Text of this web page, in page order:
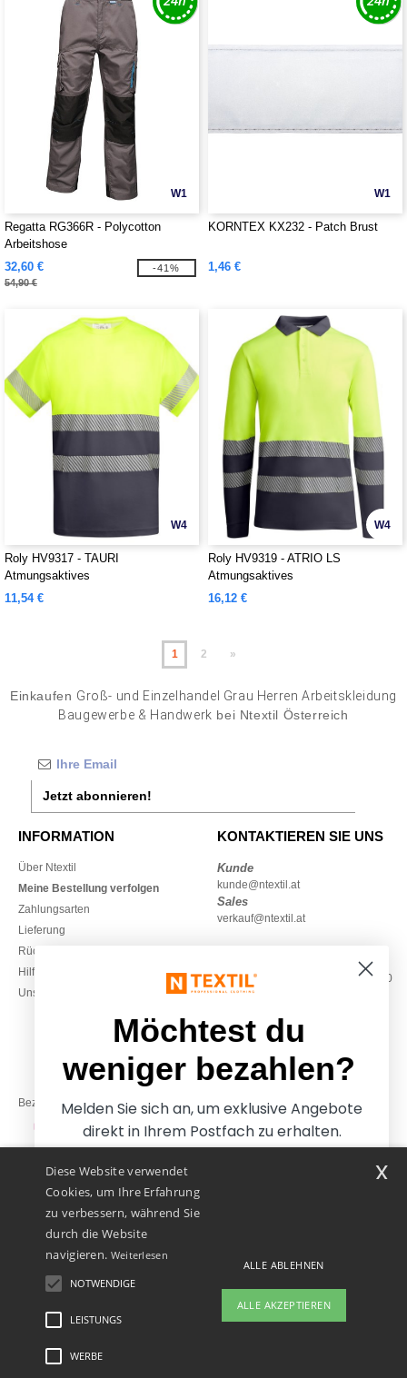
W1
Regatta RG366R - Polycotton
Arbeitshose
32,60 €
54,90 €
-41%
W1
KORNTEX KX232 - Patch Brust
1,46 €
W4
Roly HV9317 - TAURI
Atmungsaktives
11,54 €
W4
Roly HV9319 - ATRIO LS
Atmungsaktives
16,12 €
1 2 »
Einkaufen Groß- und Einzelhandel Grau Herren Arbeitskleidung
Baugewerbe & Handwerk bei Ntextil Österreich
Jetzt abonnieren!
INFORMATION
Über Ntextil
Meine Bestellung verfolgen
Zahlungsarten
Lieferung
Rückerstattungen / Rückgaben
Hilfe & FAQs
Unsere Engagements
KONTAKTIEREN SIE UNS
Kunde
kunde@ntextil.at
Sales
verkauf@ntextil.at
Montag – Donnerstag: 10:00–13:00
& 14:00–17:30
Freitag: 10:00–14:00
Bezahlung mit
Unsere Paketzusteller
Rechtliche Hinweise
Diese Website verwendet
Cookies, um Ihre Erfahrung
zu verbessern, während Sie
durch die Website
navigieren. Weiterlesen
NOTWENDIGE
LEISTUNGS
WERBE
ALLE ABLEHNEN
ALLE AKZEPTIEREN
x
Möchtest du
weniger bezahlen?
Melden Sie sich an, um exklusive Angebote
direkt in Ihrem Postfach zu erhalten.
Ja, ich möchte weniger
bezahlen
Nein danke, ich möchte mehr bezahlen.